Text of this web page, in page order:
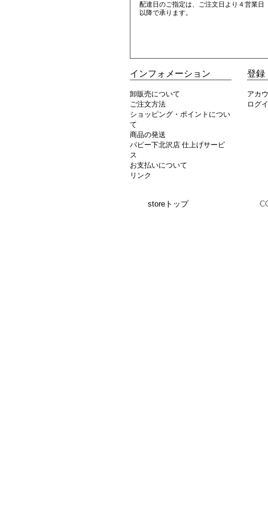
配達日のご指定は、ご注文日より４営業日
以降で承ります。
インフォメーション
卸販売について
ご注文方法
ショッピング・ポイントについ
て
商品の発送
パピー下北沢店 仕上げサービ
ス
お支払いについて
リンク
登録
アカ
ログ
storeトップ